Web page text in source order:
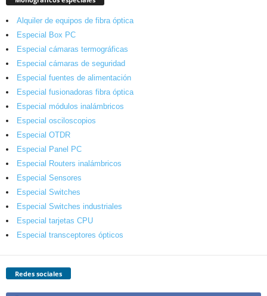
Alquiler de equipos de fibra óptica
Especial Box PC
Especial cámaras termográficas
Especial cámaras de seguridad
Especial fuentes de alimentación
Especial fusionadoras fibra óptica
Especial módulos inalámbricos
Especial osciloscopios
Especial OTDR
Especial Panel PC
Especial Routers inalámbricos
Especial Sensores
Especial Switches
Especial Switches industriales
Especial tarjetas CPU
Especial transceptores ópticos
Redes sociales